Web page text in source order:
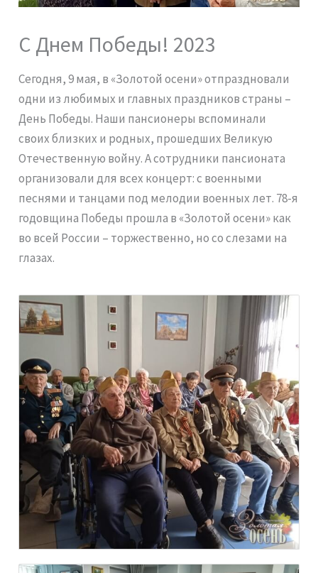
С Днем Победы! 2023
Сегодня, 9 мая, в «Золотой осени» отпраздновали
одни из любимых и главных праздников страны –
День Победы. Наши пансионеры вспоминали
своих близких и родных, прошедших Великую
Отечественную войну. А сотрудники пансионата
организовали для всех концерт: с военными
песнями и танцами под мелодии военных лет. 78-я
годовщина Победы прошла в «Золотой осени» как
во всей России – торжественно, но со слезами на
глазах.